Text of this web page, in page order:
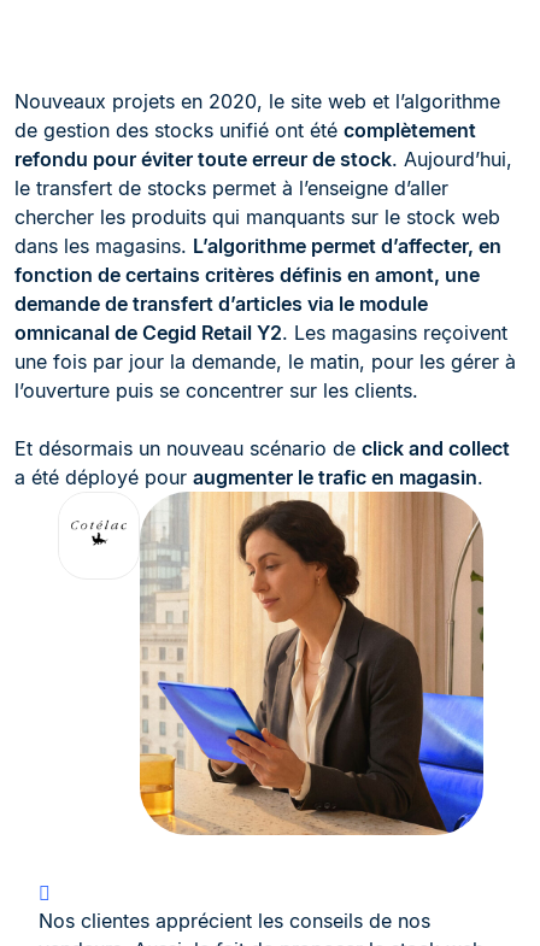
Nouveaux projets en 2020, le site web et l’algorithme
de gestion des stocks unifié ont été complètement
refondu pour éviter toute erreur de stock. Aujourd’hui,
le transfert de stocks permet à l’enseigne d’aller
chercher les produits qui manquants sur le stock web
dans les magasins. L’algorithme permet d’affecter, en
fonction de certains critères définis en amont, une
demande de transfert d’articles via le module
omnicanal de Cegid Retail Y2. Les magasins reçoivent
une fois par jour la demande, le matin, pour les gérer à
l’ouverture puis se concentrer sur les clients.
Et désormais un nouveau scénario de click and collect
a été déployé pour augmenter le trafic en magasin.
Nos clientes apprécient les conseils de nos